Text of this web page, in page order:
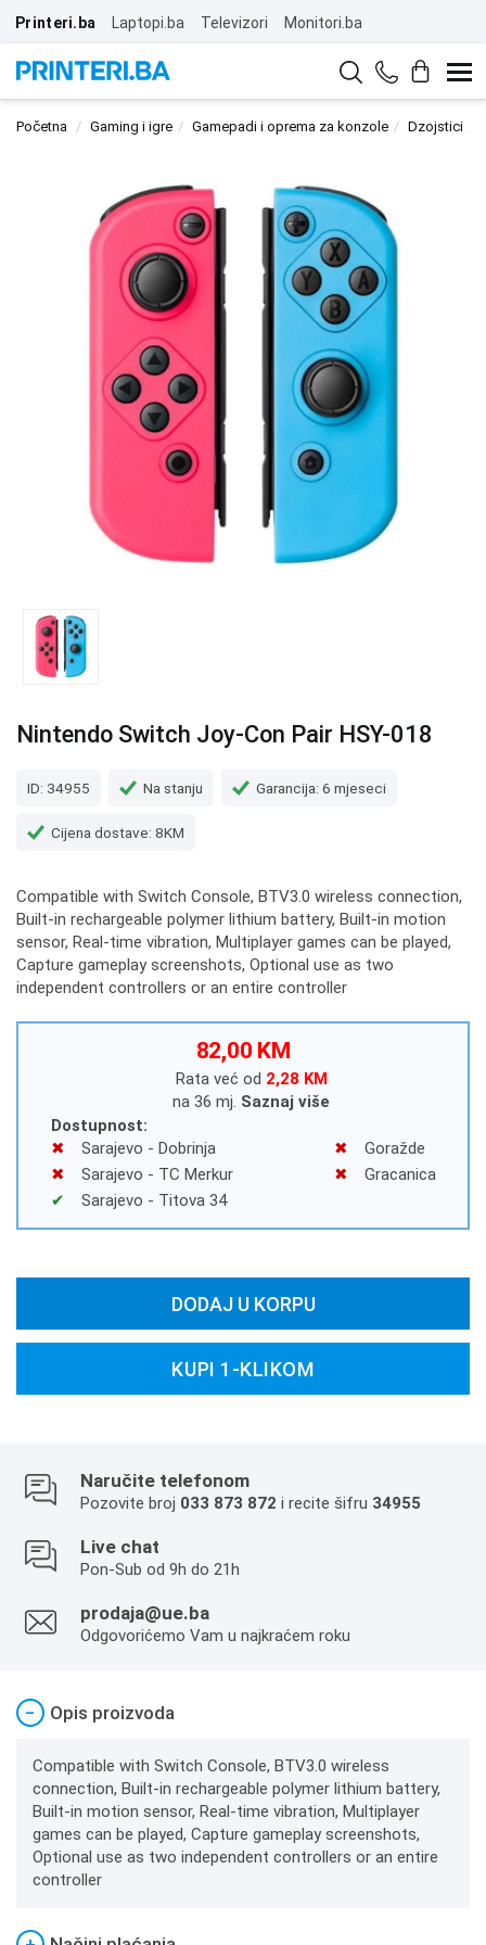
Printeri.ba Laptopi.ba Televizori Monitori.ba
Početna Gaming i igre Gamepadi i oprema za konzole Dzojstici
Nintendo Switch Joy-Con Pair HSY-018
ID: 34955 Na stanju Garancija: 6 mjeseci
Cijena dostave: 8KM
Compatible with Switch Console, BTV3.0 wireless connection,
Built-in rechargeable polymer lithium battery, Built-in motion
sensor, Real-time vibration, Multiplayer games can be played,
Capture gameplay screenshots, Optional use as two
independent controllers or an entire controller
82,00 KM
Rata već od 2,28 KM
na 36 mj. Saznaj više
Dostupnost:
Sarajevo - Dobrinja
Sarajevo - TC Merkur
Sarajevo - Titova 34
Goražde
Gracanica
DODAJ U KORPU
KUPI 1-KLIKOM
Naručite telefonom
Pozovite broj 033 873 872 i recite šifru 34955
Live chat
Pon-Sub od 9h do 21h
prodaja@ue.ba
Odgovorićemo Vam u najkraćem roku
− Opis proizvoda
Compatible with Switch Console, BTV3.0 wireless
connection, Built-in rechargeable polymer lithium battery,
Built-in motion sensor, Real-time vibration, Multiplayer
games can be played, Capture gameplay screenshots,
Optional use as two independent controllers or an entire
controller